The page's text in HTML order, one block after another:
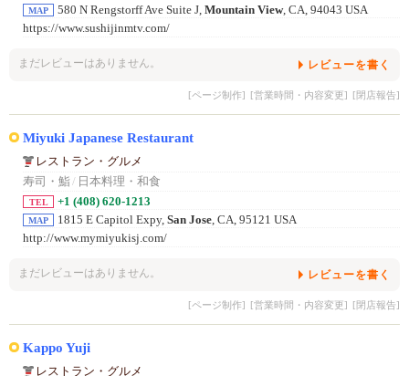
MAP 580 N Rengstorff Ave Suite J, Mountain View, CA, 94043 USA
https://www.sushijinmtv.com/
まだレビューはありません。 レビューを書く
[ページ制作] [営業時間・内容変更] [閉店報告]
Miyuki Japanese Restaurant
レストラン・グルメ
寿司・鮨/ 日本料理・和食
TEL +1 (408) 620-1213
MAP 1815 E Capitol Expy, San Jose, CA, 95121 USA
http://www.mymiyukisj.com/
まだレビューはありません。 レビューを書く
[ページ制作] [営業時間・内容変更] [閉店報告]
Kappo Yuji
レストラン・グルメ